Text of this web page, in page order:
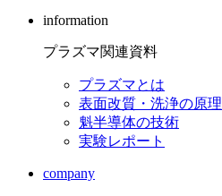
information
プラズマ関連資料
プラズマとは
表面改質・洗浄の原理
魁半導体の技術
実験レポート
company